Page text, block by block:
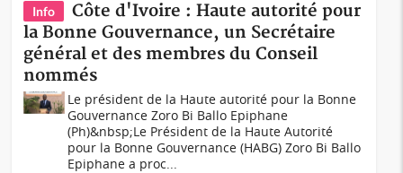
Info
Côte d'Ivoire : Haute autorité pour
la Bonne Gouvernance, un Secrétaire
général et des membres du Conseil
nommés
Le président de la Haute autorité pour la Bonne
Gouvernance Zoro Bi Ballo Epiphane
(Ph)&nbsp;Le Président de la Haute Autorité
pour la Bonne Gouvernance (HABG) Zoro Bi Ballo
Epiphane a proc...